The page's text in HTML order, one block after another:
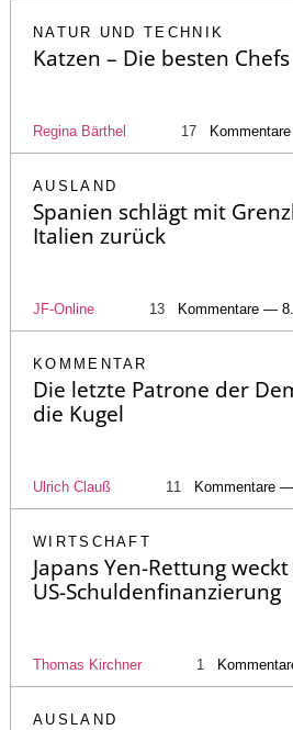
NATUR UND TECHNIK
Katzen – Die besten
Regina Bärthel 17
AUSLAND
Spanien schlägt mit
Italien zurück
JF-Online 13 Kommentare —
KOMMENTAR
Die letzte Patrone der
die Kugel
Ulrich Clauß 11 Kommentare
WIRTSCHAFT
Japans Yen-Rettung
US-Schuldenfinanzierung
Thomas Kirchner 1
AUSLAND